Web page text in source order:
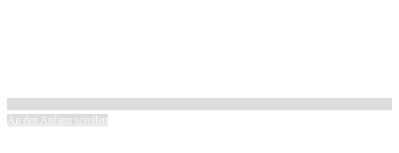
An den Anfang scrollen